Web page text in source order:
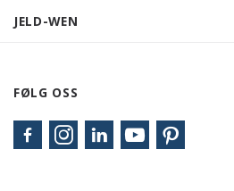
JELD-WEN
FØLG OSS